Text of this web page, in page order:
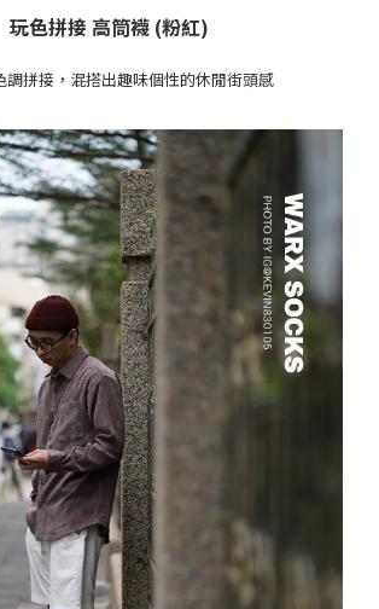
玩色拼接 高筒襪 (粉紅)
調拼接，混搭出趣味個性的休閒街頭感